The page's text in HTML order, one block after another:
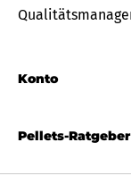
Pellets-Ratgeber
Konto